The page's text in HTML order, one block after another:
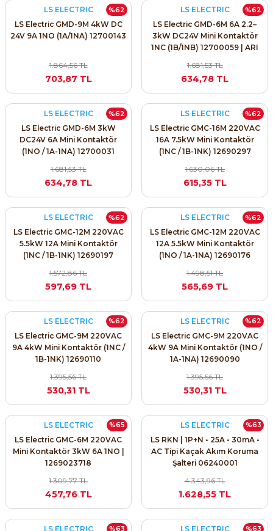
ve Transmitterleri
ACS880
Sinamics S120 Modüler Sürücü Sistemi
Sinamics S210 Servo Sürücü Sistemi
Sinamics V20 Hız Kontrol Cihazları
Sinamics V90 Servo Sürücü Sistemi
(Power Supply)
Taşıma Sistemleri - Spiral , Boru ,
Rölesi, Cihazları ve Anahtarları
- UPS
Kesiciler
Şalterleri
SIMATIC Endüstriyel Panel PC'ler
SIMATIC ET200 Dağıtılmış Giriş-Çkış
SIMATIC ET200SP Open Controller
SIMATIC ExProof Panel PC'ler ve Thin
SIMATIC S7-1500
SIMATIC S7-400
SIMATIC SAFETY
SIMATIC TIA PORTAL HMI Yazılımları
SIMATIC Yazılım Paketleri
SIMOTION Hareket Kontrol Üniteleri
SIRIUS SAFETY
WinCC Unified Runtime Yazılımları
%62
LS ELECTRIC
LS Electric GMD-9M 4kW DC
24V 9A 1NO (1A/1NA) 12700143
1.864,56 TL
703,87 TL
%62
LS ELECTRIC
LS Electric GMD-6M 6A 2.2–
3kW DC24V Mini Kontaktör
1NC (1B/1NB) 12700059 | ARI
1.681,53 TL
634,78 TL
%62
LS ELECTRIC
LS Electric GMD-6M 3kW
DC24V 6A Mini Kontaktör
(1NO / 1A-1NA) 12700031
1.681,53 TL
634,78 TL
%62
LS ELECTRIC
LS Electric GMC-16M 220VAC
16A 7.5kW Mini Kontaktör
(1NC / 1B-1NK) 12690297
1.630,06 TL
615,35 TL
%62
LS ELECTRIC
LS Electric GMC-12M 220VAC
5.5kW 12A Mini Kontaktör
(1NC / 1B-1NK) 12690197
1.572,86 TL
597,69 TL
%62
LS ELECTRIC
LS Electric GMC-12M 220VAC
12A 5.5kW Mini Kontaktör
(1NO / 1A-1NA) 12690176
1.498,51 TL
565,69 TL
%62
LS ELECTRIC
LS Electric GMC-9M 220VAC
9A 4kW Mini Kontaktör (1NC /
1B-1NK) 12690110
1.395,56 TL
530,31 TL
%62
LS ELECTRIC
LS Electric GMC-9M 220VAC
4kW 9A Mini Kontaktör (1NO /
1A-1NA) 12690090
1.395,56 TL
530,31 TL
%65
LS ELECTRIC
LS Electric GMC-6M 220VAC
Mini Kontaktör 3kW 6A 1NO |
1269023718
1.309,77 TL
457,76 TL
%63
LS ELECTRIC
LS RKN | 1P+N • 25A • 30mA •
AC Tipi Kaçak Akım Koruma
Şalteri 06240001
4.343,96 TL
1.628,55 TL
%63
LS ELECTRIC
%63
LS ELECTRIC